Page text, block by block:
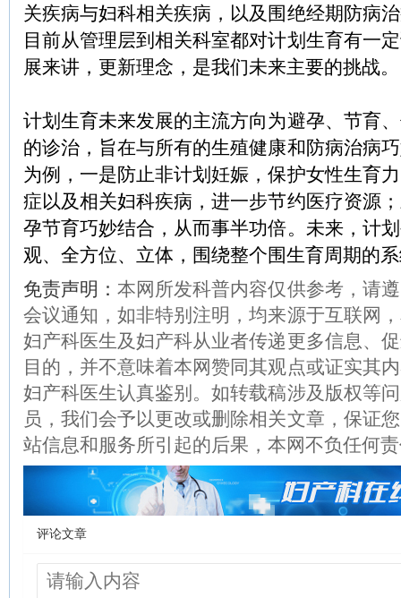
关疾病与妇科相关疾病，以及围绝经期防病
目前从管理层到相关科室都对计划生育有一
展来讲，更新理念，是我们未来主要的挑战。
计划生育未来发展的主流方向为避孕、节育
的诊治，旨在与所有的生殖健康和防病治病
为例，一是防止非计划妊娠，保护女性生育
症以及相关妇科疾病，进一步节约医疗资源
孕节育巧妙结合，从而事半功倍。未来，计
观、全方位、立体，围绕整个围生育周期的
免责声明：本网所发科普内容仅供参考，请
会议通知，如非特别注明，均来源于互联网
妇产科医生及妇产科从业者传递更多信息、
目的，并不意味着本网赞同其观点或证实其
妇产科医生认真鉴别。如转载稿涉及版权等
员，我们会予以更改或删除相关文章，保证
站信息和服务所引起的后果，本网不负任何
评论文章